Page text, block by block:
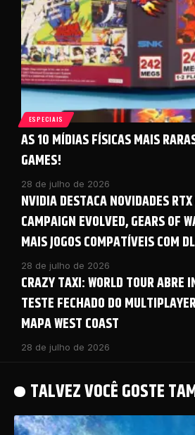
ESPECIAIS
AS 10 MÍDIAS FÍSICAS MAIS
GAMES!
28 de julho de 2026
NVIDIA DESTACA NOVIDADES
CAMPAIGN EVOLVED, GEARS OF
MAIS JOGOS COMPATÍVEIS COM
28 de julho de 2026
CRAZY TAXI: WORLD TOUR ABRE
TESTE FECHADO DO
MAPA WEST COAST
28 de julho de 2026
TALVEZ VOCÊ GOSTE